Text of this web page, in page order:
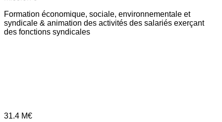
Formation économique, sociale, environnementale et
syndicale & animation des activités des salariés exerçant
des fonctions syndicales
31.4 M€